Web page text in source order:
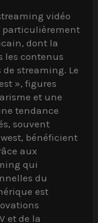
vidéo
particulièrement
dont la
les contenus
streaming. Le
», figures
et une
tendance
souvent
bénéficient
aux
qui
du
est
et de la